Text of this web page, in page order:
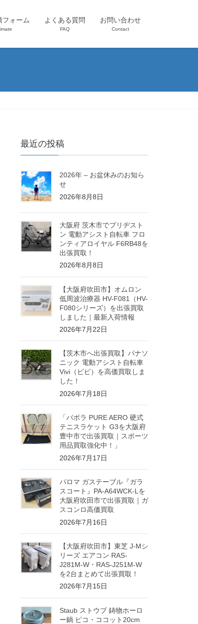
フォーム よくある質問
FAQ
お問い合わせ
Contact
最近の投稿
2026年 – お盆休みのお知ら
せ
2026年8月8日
大阪府 茨木市でブリヂスト
ン 電動アシスト自転車 フロ
ンティアロイヤル F6RB48を
出張買取！
2026年8月8日
【大阪府吹田市】オムロン
低周波治療器 HV-F081（HV-
F080シリーズ）を出張買取
しました｜最新入荷情報
2026年7月22日
【茨木市へ出張買取】パナソ
ニック 電動アシスト自転車
Vivi（ビビ）を高価買取しま
した！
2026年7月18日
「バボラ PURE AERO 硬式
テニスラケット G3を大阪府
豊中市で出張買取｜スポーツ
用品買取強化中！」
2026年7月17日
パロマ ガステーブル『ガラ
スコート』PA-A64WCK-Lを
大阪府吹田市で出張買取｜ガ
スコンロ高価買取
2026年7月16日
【大阪府吹田市】東芝 J-Mシ
リーズ エアコン RAS-
J281M-W・RAS-J251M-W
を2台まとめて出張買取！
2026年7月15日
Staub ストウブ 鋳物ホーロ
ー鍋 ピコ・ココット20cm